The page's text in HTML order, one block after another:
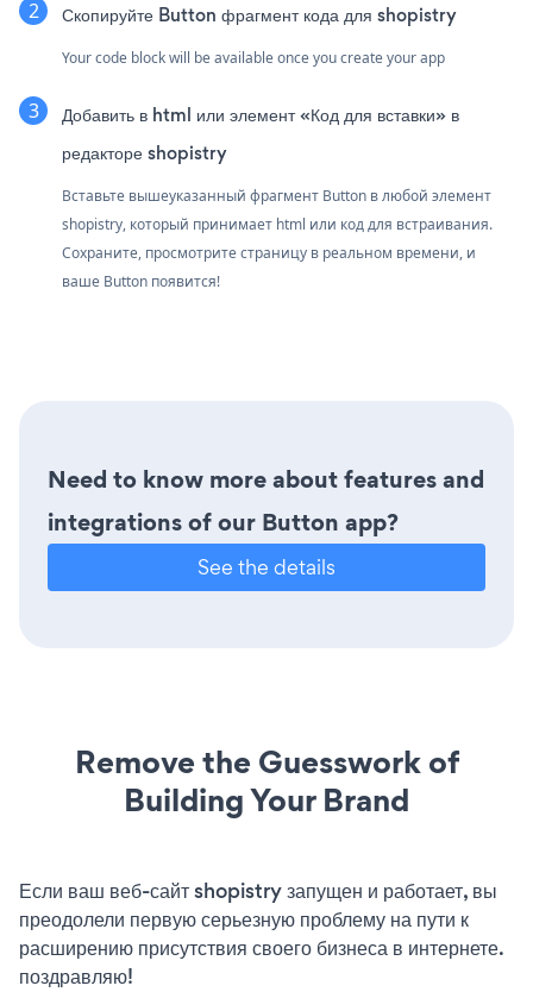
Скопируйте Button фрагмент кода для shopistry
Your code block will be available once you create your app
Добавить в html или элемент «Код для вставки» в
редакторе shopistry
Вставьте вышеуказанный фрагмент Button в любой элемент
shopistry, который принимает html или код для встраивания.
Сохраните, просмотрите страницу в реальном времени, и
ваше Button появится!
Need to know more about features and
integrations of our Button app?
See the details
Remove the Guesswork of
Building Your Brand
Если ваш веб-сайт shopistry запущен и работает, вы
преодолели первую серьезную проблему на пути к
расширению присутствия своего бизнеса в интернете.
поздравляю!